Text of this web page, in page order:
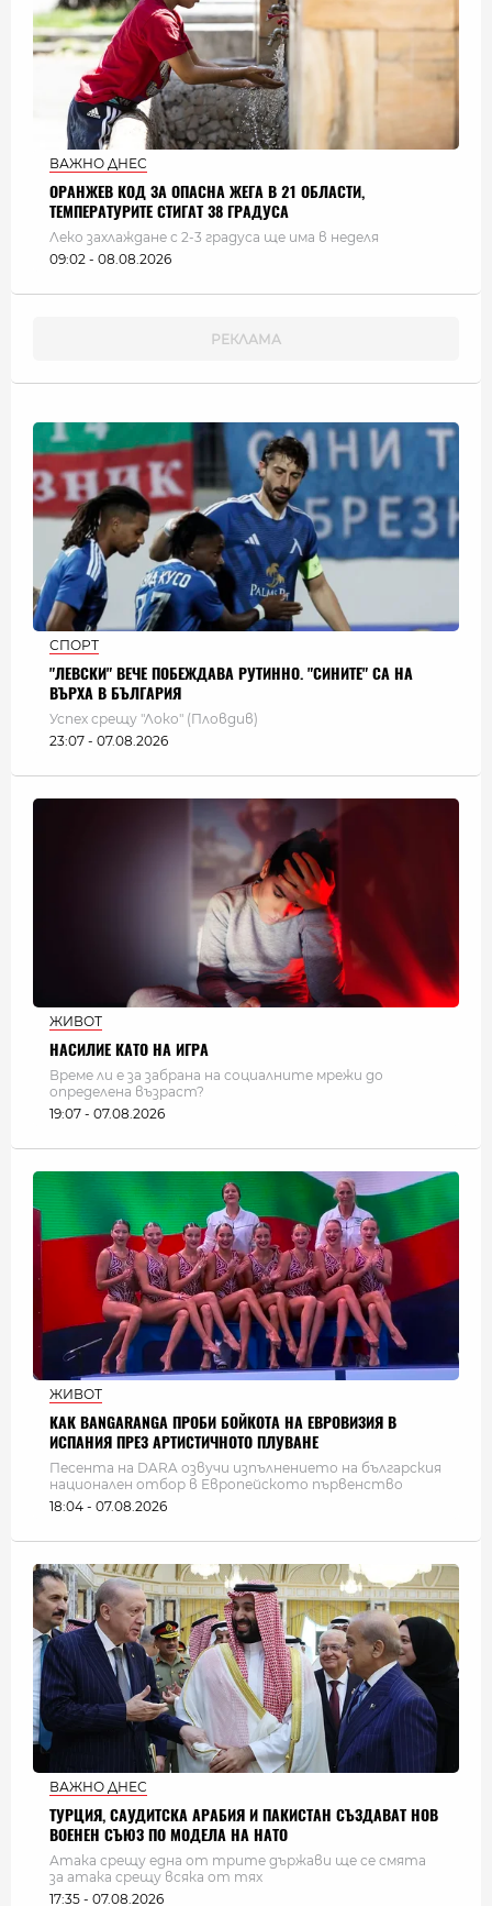
ВАЖНО ДНЕС
ОРАНЖЕВ КОД ЗА ОПАСНА ЖЕГА В 21 ОБЛАСТИ,
ТЕМПЕРАТУРИТЕ СТИГАТ 38 ГРАДУСА
Леко захлаждане с 2-3 градуса ще има в неделя
09:02 - 08.08.2026
СПОРТ
"ЛЕВСКИ" ВЕЧЕ ПОБЕЖДАВА РУТИННО. "СИНИТЕ" СА НА
ВЪРХА В БЪЛГАРИЯ
Успех срещу "Локо" (Пловдив)
23:07 - 07.08.2026
ЖИВОТ
НАСИЛИЕ КАТО НА ИГРА
Време ли е за забрана на социалните мрежи до
определена възраст?
19:07 - 07.08.2026
ЖИВОТ
КАК BANGARANGA ПРОБИ БОЙКОТА НА ЕВРОВИЗИЯ В
ИСПАНИЯ ПРЕЗ АРТИСТИЧНОТО ПЛУВАНЕ
Песента на DARA озвучи изпълнението на българския
национален отбор в Европейското първенство
18:04 - 07.08.2026
ВАЖНО ДНЕС
ТУРЦИЯ, САУДИТСКА АРАБИЯ И ПАКИСТАН СЪЗДАВАТ НОВ
ВОЕНЕН СЪЮЗ ПО МОДЕЛА НА НАТО
Атака срещу една от трите държави ще се смята
за атака срещу всяка от тях
17:35 - 07.08.2026